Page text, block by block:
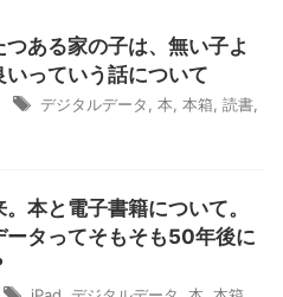
つある家の子は、無い子よ
いっていう話について
デジタルデータ 本 本箱 読書
本と電子書籍について。
ータってそもそも50年後に